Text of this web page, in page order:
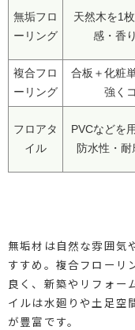
無垢フロ
ーリング
天然木を1
感・香
複合フロ
ーリング
合板＋化粧
強く
フロアタ
イル
PVCなどを
防水性・
無垢材は自然な雰囲気
すすめ。複合フローリ
良く、新築やリフォー
イルは水廻りや土足空
が豊富です。